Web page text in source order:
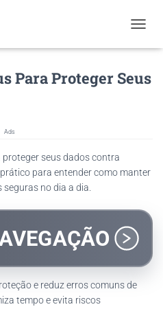
O
G
L
A
Para Proteger Seus
Ads
seus dados contra
para entender como manter
no dia a dia.
e reduz erros comuns de
tempo e evita riscos